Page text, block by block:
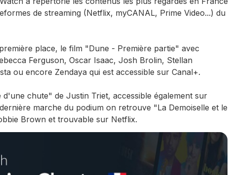
de streaming (Netflix, myCANAL, Prime Video...) du
place, le film "Dune - Première partie" avec
Ferguson, Oscar Isaac, Josh Brolin, Stellan
ou encore Zendaya qui est accessible sur Canal+.
d'une chute" de Justin Triet, accessible également sur
marche du podium on retrouve "La Demoiselle et le
Brown et trouvable sur Netflix.